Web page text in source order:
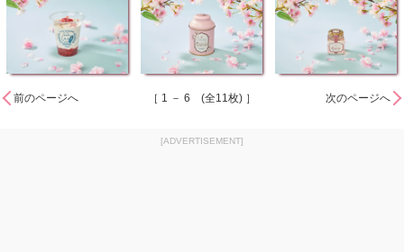
前のページへ ［ 1 － 6 (全11枚) ］ 次のページへ
[ADVERTISEMENT]